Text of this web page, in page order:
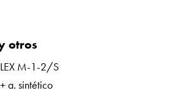
otros
M-1-2/S
a. sintético